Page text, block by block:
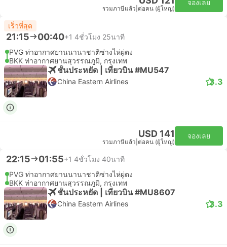
รวมภาษีแล้ว ต่อคน (ผู้ใหญ่)
จองเลย
เร็วที่สุด
21:15 00:40+1 4ชั่วโมง 25นาที
PVG ท่าอากาศยานนานาชาติซ่างไห่ผู่ตง
BKK ท่าอากาศยานสุวรรณภูมิ, กรุงเทพ
ชั้นประหยัด | เที่ยวบิน #MU547
China Eastern Airlines 3.3
USD 141
รวมภาษีแล้ว ต่อคน (ผู้ใหญ่)
จองเลย
22:15 01:55+1 4ชั่วโมง 40นาที
PVG ท่าอากาศยานนานาชาติซ่างไห่ผู่ตง
BKK ท่าอากาศยานสุวรรณภูมิ, กรุงเทพ
ชั้นประหยัด | เที่ยวบิน #MU8607
China Eastern Airlines 3.3